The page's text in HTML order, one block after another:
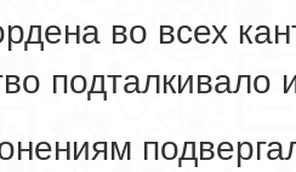
во всех
подталкивало